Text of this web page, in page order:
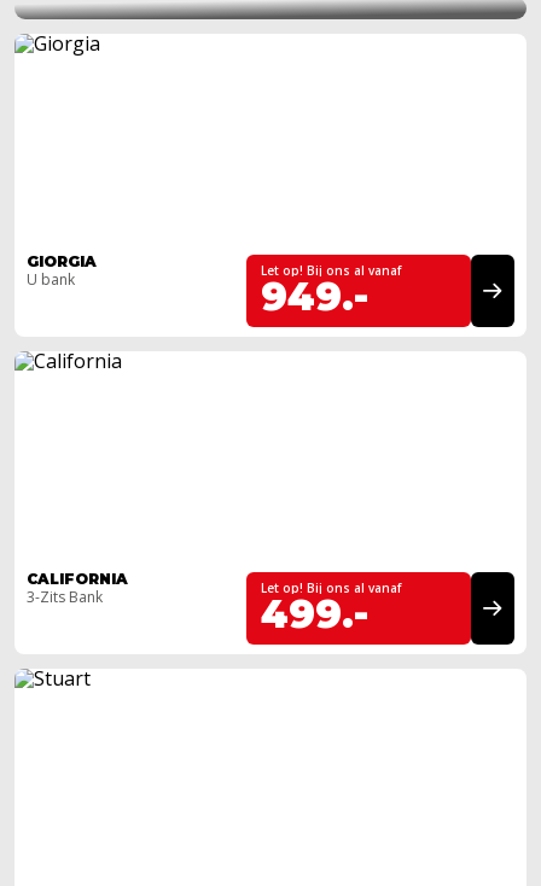
BUURT!
GIORGIA
U bank Let op! Bij ons al vanaf
949.-
CALIFORNIA
3-Zits Bank Let op! Bij ons al vanaf
499.-